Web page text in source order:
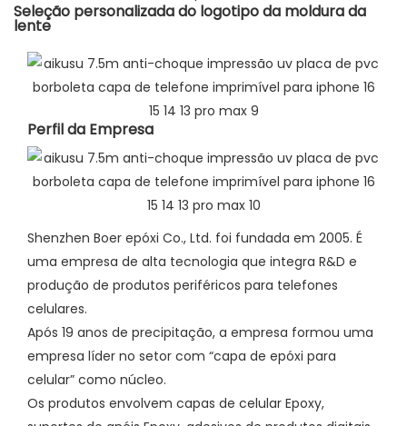
Seleção personalizada do logotipo da moldura da
lente
Perfil da Empresa​
Shenzhen Boer epóxi Co., Ltd. foi fundada em 2005. É
uma empresa de alta tecnologia que integra R&D e
produção de produtos periféricos para telefones
celulares.
Após 19 anos de precipitação, a empresa formou uma
empresa líder no setor com “capa de epóxi para
celular” como núcleo.
Os produtos envolvem capas de celular Epoxy,